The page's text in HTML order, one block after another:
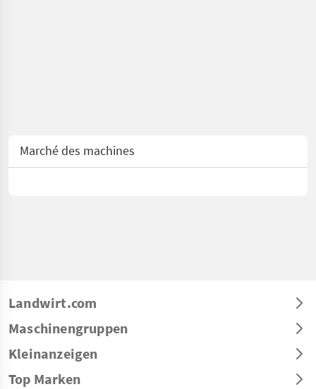
Marché des machines
Landwirt.com
Maschinengruppen
Kleinanzeigen
Top Marken